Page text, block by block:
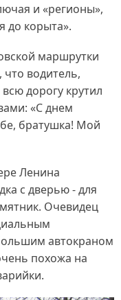
и «регионы»,
до корыта».
маршрутки
водитель,
дорогу крутил
«С днем
братушка! Мой
Ленина
с дверью - для
Очевидец
автокраном
похожа на